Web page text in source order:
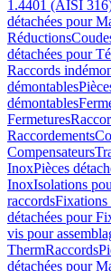
1.4401 (AISI
détachées pour
Réductions
détachées pour
Raccords
démontables
démontables
Fermetures
Raccordements
Compensateurs
InoxPièces
InoxIsolations
raccordsFixations
détachées pour
vis pour
ThermRaccords
détachées pour